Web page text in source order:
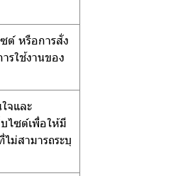
ต์ หรือการสั่ง
รใช้งานของ
จและ
ไซต์เพื่อให้มี
ม่สามารถระบุ